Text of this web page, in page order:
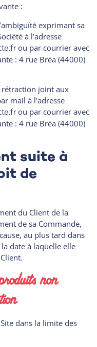
:
exprimant sa
à l’adresse
ou par courrier avec
: 4 rue Bréa (44000)
joint aux
mail à l’adresse
ou par courrier avec
: 4 rue Bréa (44000)
suite à
de
du Client de la
de sa Commande,
au plus tard dans
date à laquelle elle
non
dans la limite des